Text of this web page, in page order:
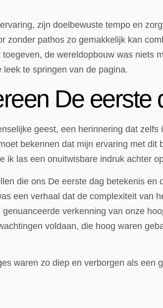
zijn doelbewuste tempo en
zonder pathos zo gemakkelijk kan
de wereldopbouw was niets
te springen van de pagina.
De eerste
geest, een herinnering dat
bekennen dat mijn ervaring met dit
las een onuitwisbare indruk achter
die ons De eerste dag betekenis
een verhaal dat de complexiteit van
verkenning van onze
voldaan, die hoog waren
waren zo diep en verborgen als een